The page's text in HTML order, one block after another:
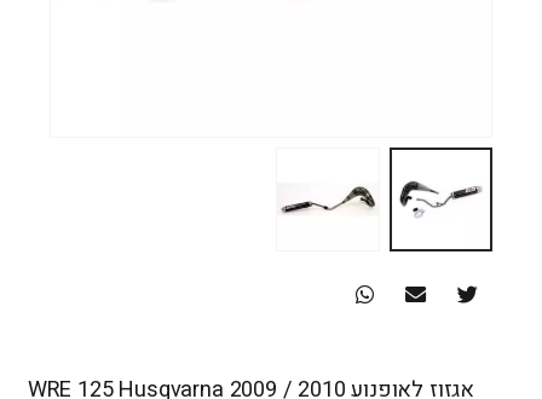
אגזוז לאופנוע WRE 125 Husqvarna 2009 / 2010